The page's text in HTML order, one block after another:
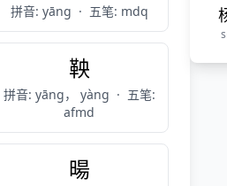
拼音: yāng · 五笔: mdq
鞅
拼音: yāng， yàng · 五笔:
afmd
暘